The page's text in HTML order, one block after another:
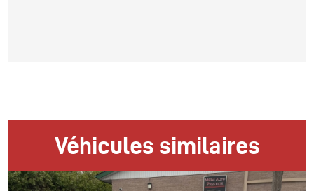
Véhicules similaires